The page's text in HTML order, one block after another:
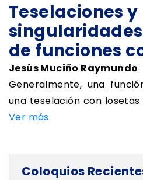
Teselaciones y
de funciones
Jesús Muciño Raymundo
Generalmente, una
una teselación con
Ver más
Coloquios